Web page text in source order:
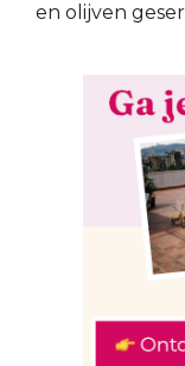
en olijven